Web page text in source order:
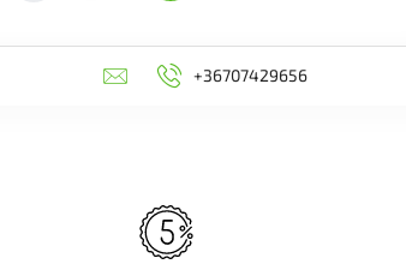
DEKORÁCIÓS FALPANEL, MŰNÖVÉNY FAL
+36707429656